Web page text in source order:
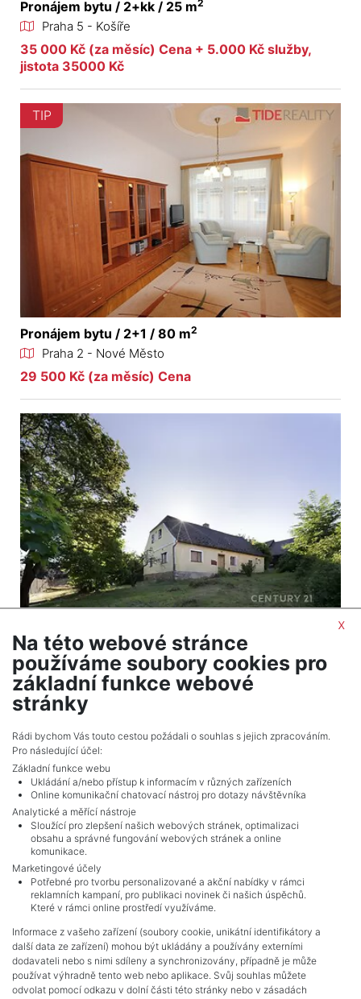
Pronájem bytu / 2+kk / 25 m2
Praha 5 - Košíře
35 000 Kč (za měsíc) Cena + 5.000 Kč služby,
jistota 35000 Kč
TIP
Pronájem bytu / 2+1 / 80 m2
Praha 2 - Nové Město
29 500 Kč (za měsíc) Cena
Dům na prodej / rodinný dům / 128 m
Drahotín
2 690 000 Kč (za nemovitost) Cena + provize RK
Celkem1inzerátů.
NAVIGACE
Obchodní podmínky
Ochrana osobních údajů
Realitní kanceláře
Kontakt
Zpracování cookies
x
Na této webové stránce
používáme soubory cookies pro
základní funkce webové
stránky
Rádi bychom Vás touto cestou požádali o souhlas s jejich zpracováním.
Pro následující účel:
Základní funkce webu
Ukládání a/nebo přístup k informacím v různých zařízeních
Online komunikační chatovací nástroj pro dotazy návštěvníka
Analytické a měřící nástroje
Sloužící pro zlepšení našich webových stránek, optimalizaci
obsahu a správné fungování webových stránek a online
komunikace.
Marketingové účely
Potřebné pro tvorbu personalizované a akční nabídky v rámci
reklamních kampaní, pro publikaci novinek či našich úspěchů.
Které v rámci online prostředí využíváme.
Informace z vašeho zařízení (soubory cookie, unikátní identifikátory a
další data ze zařízení) mohou být ukládány a používány externími
dodavateli nebo s nimi sdíleny a synchronizovány, případně je může
používat výhradně tento web nebo aplikace. Svůj souhlas můžete
odvolat pomocí odkazu v dolní části této stránky nebo v zásadách